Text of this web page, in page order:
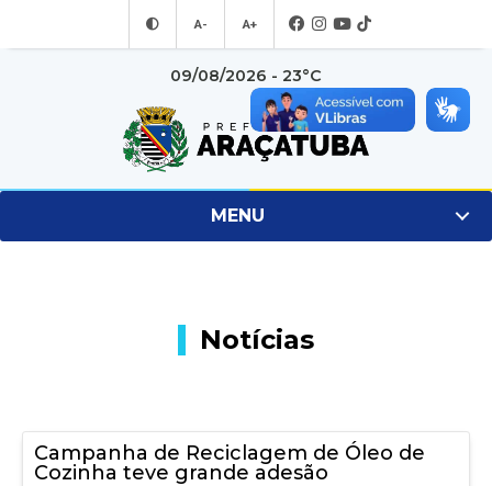
A- A+
09/08/2026 - 23°C
MENU
Notícias
Campanha de Reciclagem de Óleo de
Cozinha teve grande adesão